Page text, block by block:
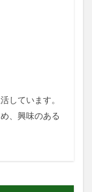
しています。
、興味のある